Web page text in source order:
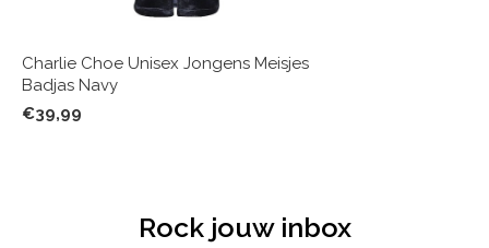
Charlie Choe Unisex Jongens Meisjes
Badjas Navy
€39,99
Rock jouw inbox